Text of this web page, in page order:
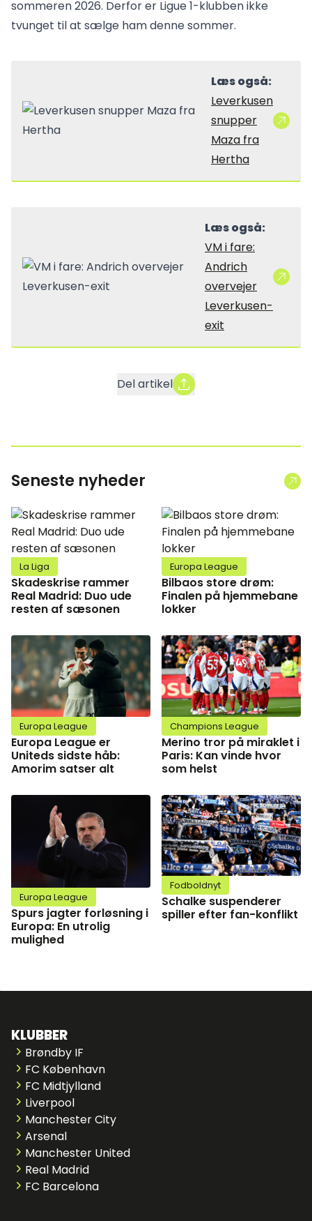
sommeren 2026. Derfor er Ligue 1-klubben ikke
tvunget til at sælge ham denne sommer.
Læs også:
Leverkusen
snupper
Maza fra
Hertha
Læs også:
VM i fare:
Andrich
overvejer
Leverkusen-
exit
Del artikel
Seneste nyheder
La Liga
Skadeskrise rammer
Real Madrid: Duo ude
resten af sæsonen
Europa League
Bilbaos store drøm:
Finalen på hjemmebane
lokker
Europa League
Europa League er
Uniteds sidste håb:
Amorim satser alt
Champions League
Merino tror på miraklet i
Paris: Kan vinde hvor
som helst
Europa League
Spurs jagter forløsning i
Europa: En utrolig
mulighed
Fodboldnyt
Schalke suspenderer
spiller efter fan-konflikt
KLUBBER
Brøndby IF
FC København
FC Midtjylland
Liverpool
Manchester City
Arsenal
Manchester United
Real Madrid
FC Barcelona